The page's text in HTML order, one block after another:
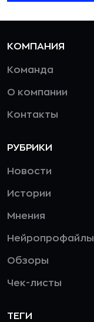
КОМПАНИЯ
Команда
О компании
Контакты
РУБРИКИ
Новости
Истории
Мнения
Нейропрофайлы
Обзоры
Чек-листы
ТЕГИ